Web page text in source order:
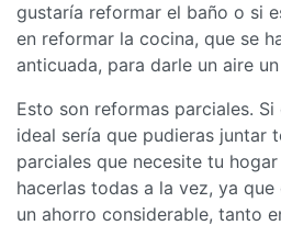
gustaría reformar el baño o si
en reformar la cocina, que se
anticuada, para darle un aire
Esto son reformas parciales.
ideal sería que pudieras juntar
parciales que necesite tu
hacerlas todas a la vez, ya
un ahorro considerable, tanto